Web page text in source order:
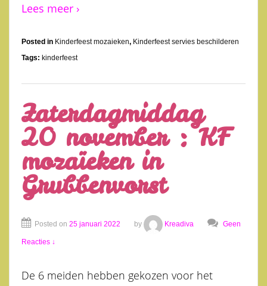
Lees meer ›
Posted in Kinderfeest mozaieken, Kinderfeest servies beschilderen
Tags: kinderfeest
Zaterdagmiddag
20 november : KF
mozaïeken in
Grubbenvorst
Posted on 25 januari 2022 by Kreadiva Geen
Reacties ↓
De 6 meiden hebben gekozen voor het